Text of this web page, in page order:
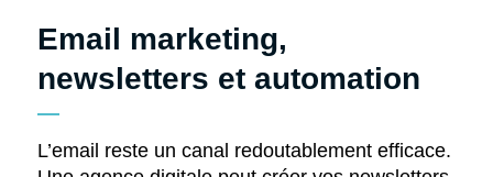
Email marketing,
newsletters et automation
L’email reste un canal redoutablement efficace.